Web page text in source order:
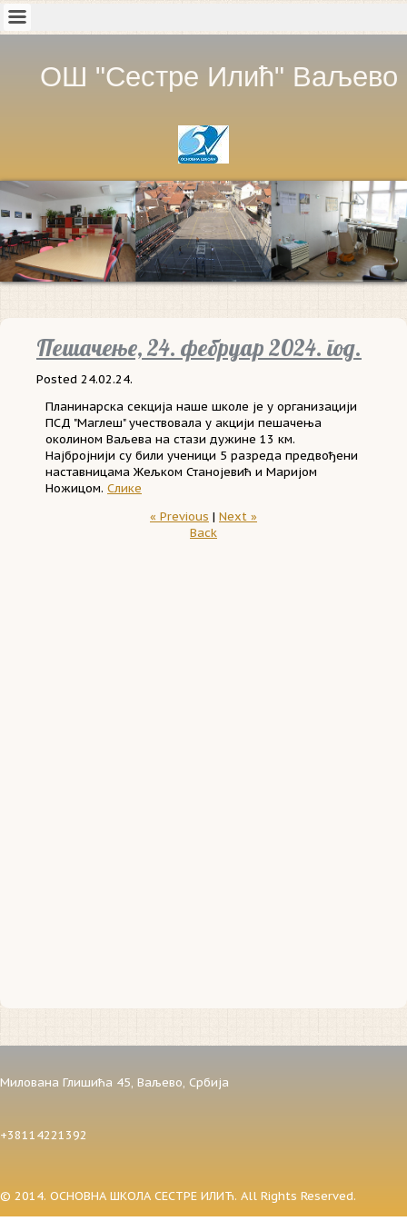
ОШ "Сестре Илић" Ваљево
Пешачење, 24. фебруар 2024. год.
Posted 24.02.24.
Планинарска секција наше школе је у организацији
ПСД "Маглеш" учествовала у акцији пешачења
околином Ваљева на стази дужине 13 км.
Најбројнији су били ученици 5 разреда предвођени
наставницама Жељком Станојевић и Маријом
Ножицом. Слике
« Previous | Next »
Back
Милована Глишића 45, Ваљево, Србија
+38114221392
© 2014. ОСНОВНА ШКОЛА СЕСТРЕ ИЛИЋ. All Rights Reserved.